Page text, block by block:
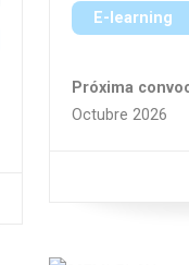
E-learning
Próxima
Octubre 2026